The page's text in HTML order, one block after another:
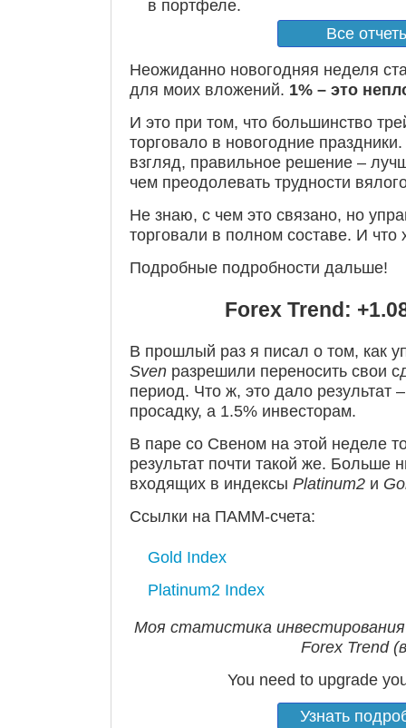
в портфеле.
Все
Неожиданно новогодняя неделя
для моих вложений. 1% – это
И это при том, что большинство
торговало в новогодние
взгляд, правильное решение –
чем преодолевать трудности
Не знаю, с чем это связано, но
торговали в полном составе. И что
Подробные подробности дальше!
Forex Trend:
В прошлый раз я писал о том, как
Sven разрешили переносить свои
период. Что ж, это дало результат
просадку, а 1.5% инвесторам.
В паре со Свеном на этой неделе
результат почти такой же. Больше
входящих в индексы Platinum2 и
Ссылки на ПАММ-счета:
Gold Index
Platinum2 Index
Моя статистика
Forex Trend
You need to upgrade
Узнать